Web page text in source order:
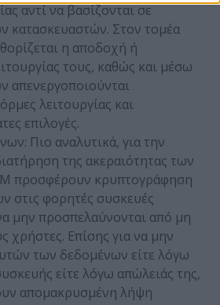
αντί να βασίζονται σε
κατασκευαστών. Στον τομέα
η αποδοχή ή
τους, καθώς και μέσω
απενεργοποιούνται
λειτουργίας και
επιλογές.
Πιο αναλυτικά, για την
της ακεραιότητας των
προσφέρουν κρυπτογράφηση
στις φορητές συσκευές
μην προσπελαύνονται από μη
χρήστες. Επίσης για να μην
των δεδομένων είτε λόγω
είτε λόγω απώλειάς της,
απομακρυσμένη λήψη